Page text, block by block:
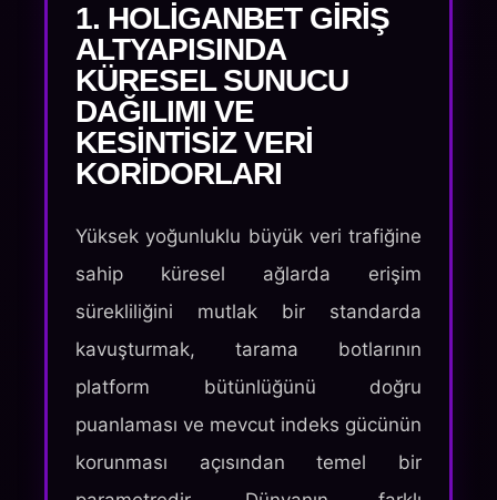
1. HOLIGANBET GIRIŞ
ALTYAPISINDA
KÜRESEL SUNUCU
DAĞILIMI VE
KESINTISIZ VERI
KORIDORLARI
Yüksek yoğunluklu büyük veri trafiğine
sahip küresel ağlarda erişim
sürekliliğini mutlak bir standarda
kavuşturmak, tarama botlarının
platform bütünlüğünü doğru
puanlaması ve mevcut indeks gücünün
korunması açısından temel bir